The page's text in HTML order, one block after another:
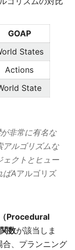
GOAP
States
Actions
State
が非常に有名な
アルゴリズムな
ェクトとヒュー
ばAアルゴリズ
Procedural
数が該当しま
、プランニング